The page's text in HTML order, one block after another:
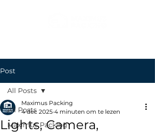
Post
All Posts
Maximus Packing
All Posts
Lights, Camera,
Maximus Packing
4 dec 2025 4 minuten om te lezen